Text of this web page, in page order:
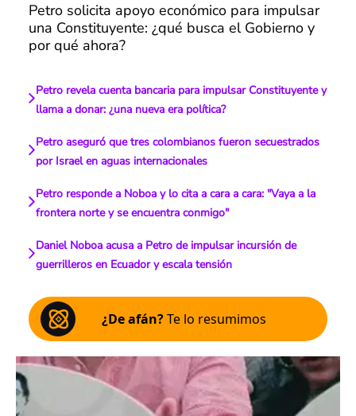
Petro solicita apoyo económico para impulsar
una Constituyente: ¿qué busca el Gobierno y
por qué ahora?
Petro revela cuenta bancaria para impulsar Constituyente y
llama a donar: ¿una nueva era política?
Petro aseguró que tres colombianos fueron secuestrados
por Israel en aguas internacionales
Petro responde a Noboa y lo cita a cara a cara: "Vaya a la
frontera norte y se encuentra conmigo"
Daniel Noboa acusa a Petro de impulsar incursión de
guerrilleros en Ecuador y escala tensión
¿De afán?Te lo resumimos